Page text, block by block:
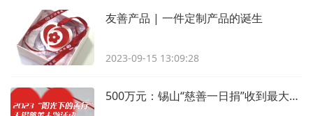
友善产品 | 一件定制产品的诞生
2023-09-15 13:09:28
500万元：锡山“慈善一日捐”收到最大单笔捐款